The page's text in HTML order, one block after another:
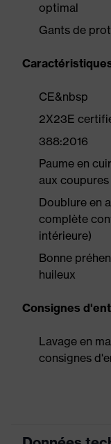
optimal
Gants de
CE&nbsp
2X23E
388:2016
Paume en
aux
Doublure en
complète
intérieure)
Bonne
huileux
Consignes
Lavage en
consignes